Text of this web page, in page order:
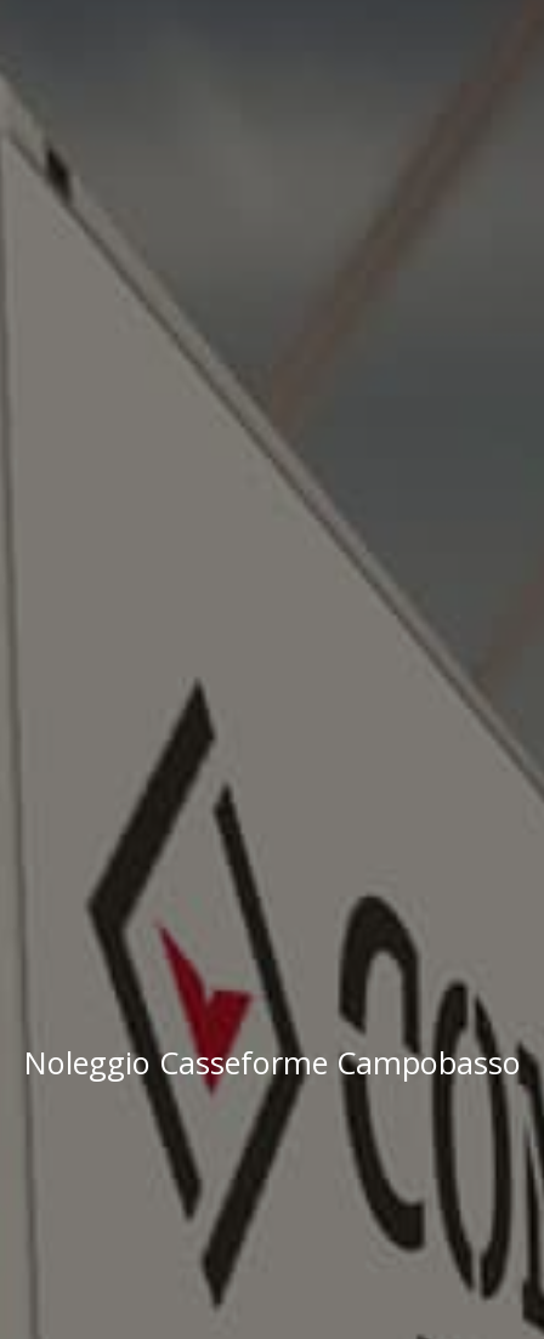
Noleggio Casseforme Campobasso